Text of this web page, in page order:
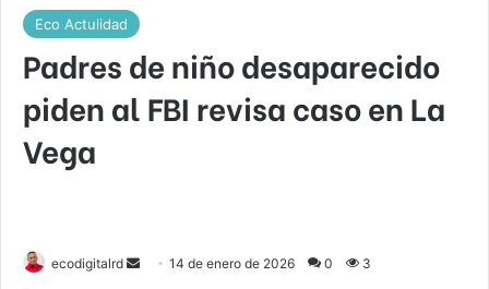
Eco Actulidad
Padres de niño desaparecido
piden al FBI revisa caso en La
Vega
ecodigitalrd
Send14 de enero de 2026 0 3